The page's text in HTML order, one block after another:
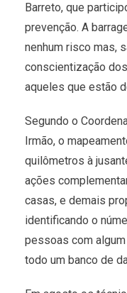
Barreto, que
prevenção. A
nenhum risco mas,
conscientização
aqueles que estão
Segundo o
Irmão, o
quilômetros à
ações
casas, e demais
identificando o
pessoas com
todo um banco de